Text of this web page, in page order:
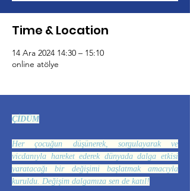
Time & Location
14 Ara 2024 14:30 – 15:10
online atölye
ÇİDÜM
Her çocuğun düşünerek, sorgulayarak ve
vicdanıyla hareket ederek dünyada dalga etkisi
yaratacağı bir değişimi başlatmak amacıyla
kuruldu. Değişim dalgamıza sen de katıl!